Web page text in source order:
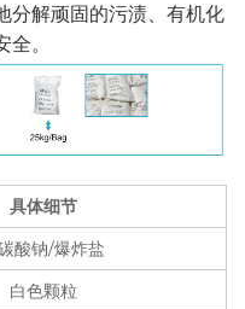
分解顽固的污渍、有机化
。
具体细节
酸钠/爆炸盐
白色颗粒